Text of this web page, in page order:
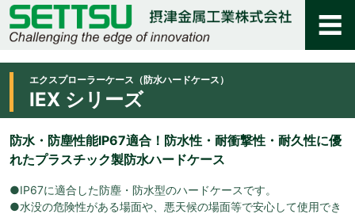
エクスプローラーケース（防水ハードケース）
IEX シリーズ
防水・防塵性能IP67適合！防水性・耐衝撃性・耐久性に優
れたプラスチック製防水ハードケース
●IP67に適合した防塵・防水型のハードケースです。
●水没の危険性がある場面や、悪天候の場面等で安心して使用でき